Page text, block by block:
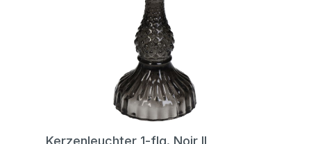
Kerzenleuchter 1-flg. Noir II